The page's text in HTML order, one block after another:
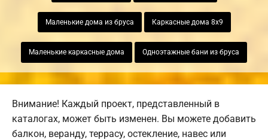
Маленькие дома из бруса Каркасные дома 8х9
Маленькие каркасные дома Одноэтажные бани из бруса
Внимание! Каждый проект, представленный в
каталогах, может быть изменен. Вы можете добавить
балкон, веранду, террасу, остекление, навес или